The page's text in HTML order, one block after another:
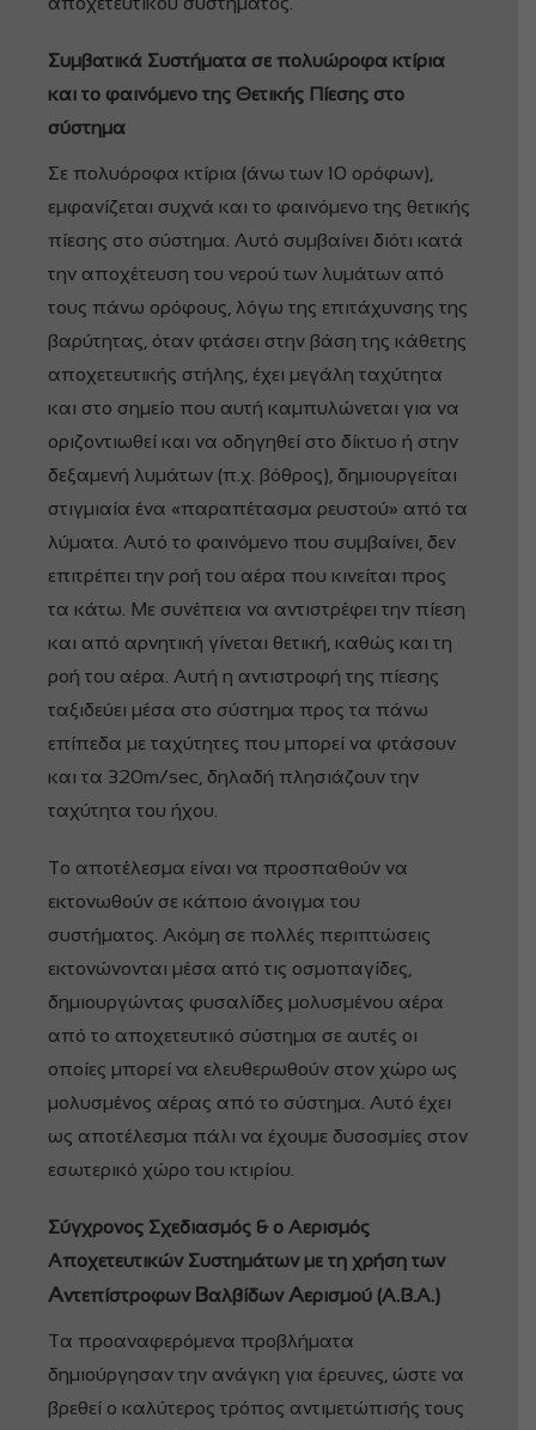
Συμβατικά Συστήματα σε πολυώροφα κτίρια
και το φαινόμενο της Θετικής Πίεσης στο
σύστημα
Σε πολυόροφα κτίρια (άνω των 10 ορόφων),
εμφανίζεται συχνά και το φαινόμενο της θετικής
πίεσης στο σύστημα. Αυτό συμβαίνει διότι κατά
την αποχέτευση του νερού των λυμάτων από
τους πάνω ορόφους, λόγω της επιτάχυνσης της
βαρύτητας, όταν φτάσει στην βάση της κάθετης
αποχετευτικής στήλης, έχει μεγάλη ταχύτητα
και στο σημείο που αυτή καμπυλώνεται για να
οριζοντιωθεί και να οδηγηθεί στο δίκτυο ή στην
δεξαμενή λυμάτων (π.χ. βόθρος), δημιουργείται
στιγμιαία ένα «παραπέτασμα ρευστού» από τα
λύματα. Αυτό το φαινόμενο που συμβαίνει, δεν
επιτρέπει την ροή του αέρα που κινείται προς
τα κάτω. Με συνέπεια να αντιστρέφει την πίεση
και από αρνητική γίνεται θετική, καθώς και τη
ροή του αέρα. Αυτή η αντιστροφή της πίεσης
ταξιδεύει μέσα στο σύστημα προς τα πάνω
επίπεδα με ταχύτητες που μπορεί να φτάσουν
και τα 320m/sec, δηλαδή πλησιάζουν την
ταχύτητα του ήχου.
Το αποτέλεσμα είναι να προσπαθούν να
εκτονωθούν σε κάποιο άνοιγμα του
συστήματος. Ακόμη σε πολλές περιπτώσεις
εκτονώνονται μέσα από τις οσμοπαγίδες,
δημιουργώντας φυσαλίδες μολυσμένου αέρα
από το αποχετευτικό σύστημα σε αυτές οι
οποίες μπορεί να ελευθερωθούν στον χώρο ως
μολυσμένος αέρας από το σύστημα. Αυτό έχει
ως αποτέλεσμα πάλι να έχουμε δυσοσμίες στον
εσωτερικό χώρο του κτιρίου.
Σύγχρονος Σχεδιασμός & o Αερισμός
Αποχετευτικών Συστημάτων με τη χρήση των
Αντεπίστροφων Βαλβίδων Αερισμού (Α.Β.Α.)
Τα προαναφερόμενα προβλήματα
δημιούργησαν την ανάγκη για έρευνες, ώστε να
βρεθεί ο καλύτερος τρόπος αντιμετώπισής τους